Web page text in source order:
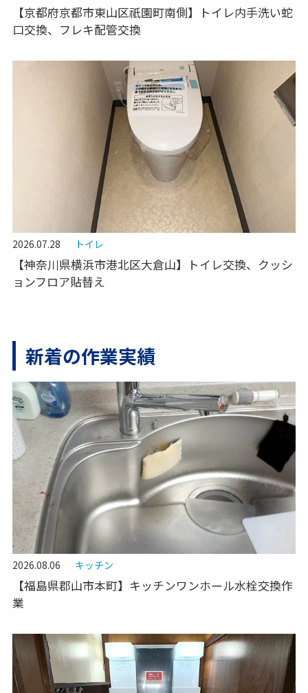
【京都府京都市東山区祇園町南側】トイレ内手洗い蛇
口交換、フレキ配管交換
2026.07.28 トイレ
【神奈川県横浜市港北区大倉山】トイレ交換、クッシ
ョンフロア貼替え
新着の作業実績
2026.08.06 キッチン
【福島県郡山市本町】キッチンワンホール水栓交換作
業